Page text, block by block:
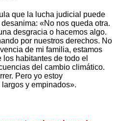
que la lucha judicial puede
«No nos queda otra.
desgracia o hacemos algo.
por nuestros derechos. No
de mi familia, estamos
habitantes de todo el
del cambio climático.
Pero yo estoy
y empinados».